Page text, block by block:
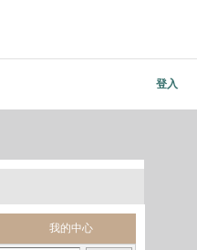
登入
我的中心